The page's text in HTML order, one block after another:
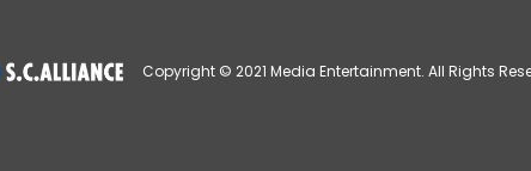
Copyright © 2021 Media Entertainment. All Rights